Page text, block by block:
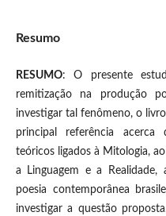
Resumo
RESUMO: O presente
remitização na produção
investigar tal fenômeno, o livro
principal referência
teóricos ligados à Mitologia,
a Linguagem e a
poesia contemporânea
investigar a questão